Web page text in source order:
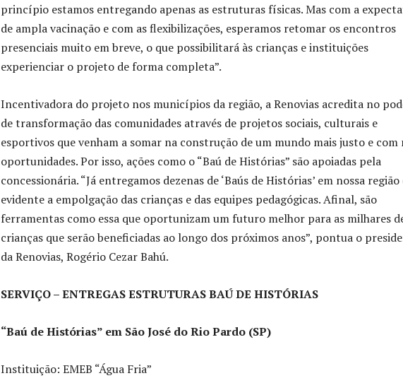
princípio estamos entregando apenas as estruturas físicas. Mas com a
de ampla vacinação e com as flexibilizações, esperamos retomar os encontros
presenciais muito em breve, o que possibilitará às crianças e instituições
experienciar o projeto de forma completa”.
Incentivadora do projeto nos municípios da região, a Renovias acredita no
de transformação das comunidades através de projetos sociais, culturais e
esportivos que venham a somar na construção de um mundo mais justo e com
oportunidades. Por isso, ações como o “Baú de Histórias” são apoiadas pela
concessionária. “Já entregamos dezenas de ‘Baús de Histórias’ em nossa região
evidente a empolgação das crianças e das equipes pedagógicas. Afinal, são
ferramentas como essa que oportunizam um futuro melhor para as milhares
crianças que serão beneficiadas ao longo dos próximos anos”, pontua o
da Renovias, Rogério Cezar Bahú.
SERVIÇO – ENTREGAS ESTRUTURAS BAÚ DE HISTÓRIAS
“Baú de Histórias” em São José do Rio Pardo (SP)
Instituição: EMEB “Água Fria”